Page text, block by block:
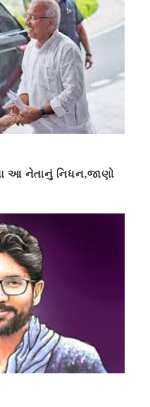
આ નેતાનું નિધન,જાણો